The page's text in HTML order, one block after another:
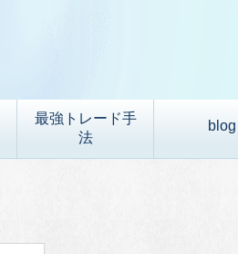
最強トレード手
法
blog